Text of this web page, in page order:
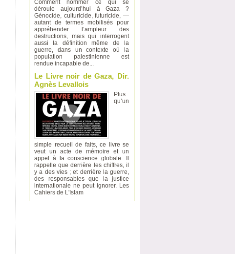
Comment nommer ce qui se
déroule aujourd’hui à Gaza ?
Génocide, culturicide, futuricide, —
autant de termes mobilisés pour
appréhender l’ampleur des
destructions, mais qui interrogent
aussi la définition même de la
guerre, dans un contexte où la
population palestinienne est
rendue incapable de...
Le Livre noir de Gaza, Dir.
Agnès Levallois
Plus
qu’un
simple recueil de faits, ce livre se
veut un acte de mémoire et un
appel à la conscience globale. Il
rappelle que derrière les chiffres, il
y a des vies ; et derrière la guerre,
des responsables que la justice
internationale ne peut ignorer. Les
Cahiers de L'Islam